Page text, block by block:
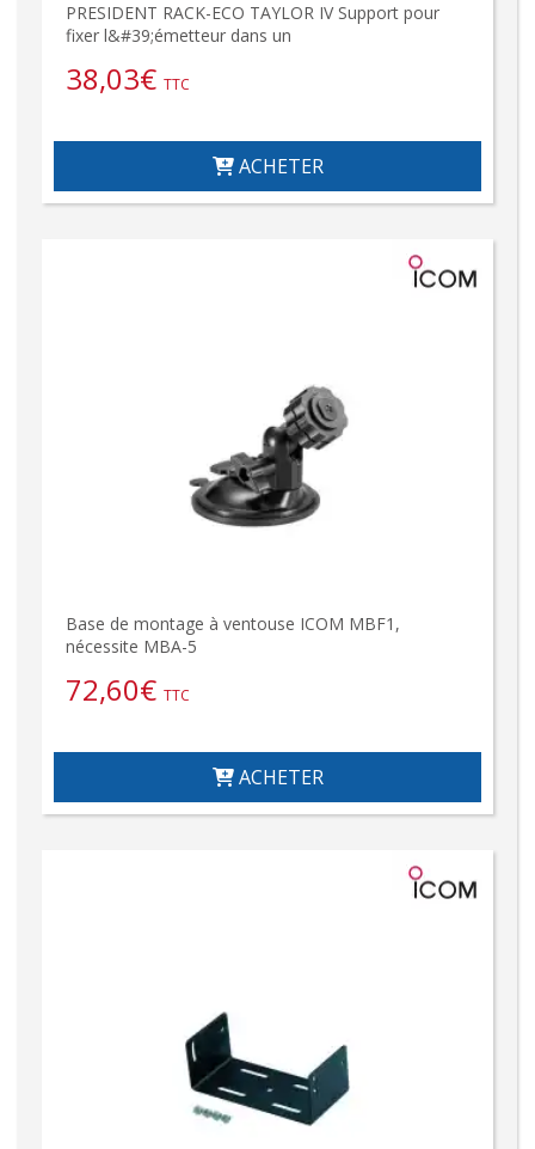
PRESIDENT RACK-ECO TAYLOR IV Support pour
fixer l&#39;émetteur dans un
38,03€ TTC
ACHETER
Base de montage à ventouse ICOM MBF1,
nécessite MBA-5
72,60€ TTC
ACHETER